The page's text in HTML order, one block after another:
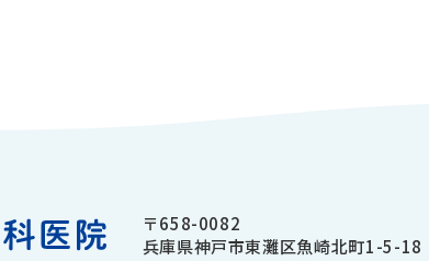
〒658-0082
兵庫県神戸市東灘区魚崎北町1-5-18